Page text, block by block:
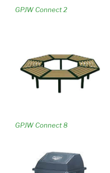
GPJW Connect 2
GPJW Connect 8